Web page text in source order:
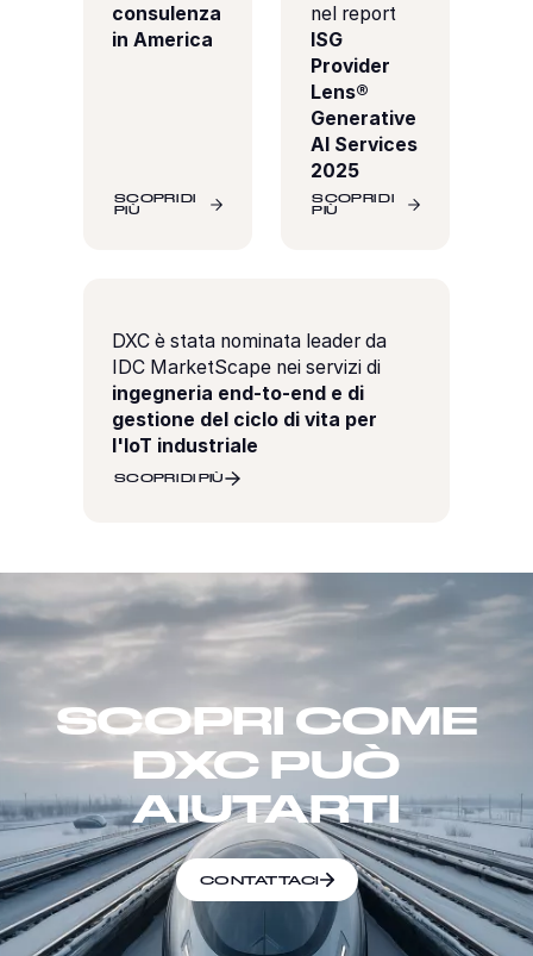
consulenza
in America
SCOPRI DI
PIÙ
nel report
ISG
Provider
Lens®
Generative
AI Services
2025
SCOPRI DI
PIÙ
DXC è stata nominata leader da
IDC MarketScape nei servizi di
ingegneria end-to-end e di
gestione del ciclo di vita per
l'IoT industriale
SCOPRI DI PIÙ
SCOPRI COME
DXC PUÒ
AIUTARTI
CONTATTACI